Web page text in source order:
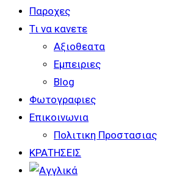
Παροχες
Τι να κανετε
Αξιοθεατα
Εμπειριες
Blog
Φωτογραφιες
Επικοινωνια
Πολιτικη Προστασιας
ΚΡΑΤΗΣΕΙΣ